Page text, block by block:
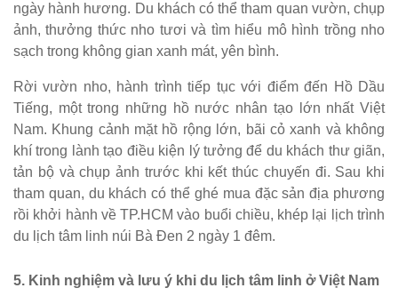
ngày hành hương. Du khách có thể tham quan vườn, chụp
ảnh, thưởng thức nho tươi và tìm hiểu mô hình trồng nho
sạch trong không gian xanh mát, yên bình.
Rời vườn nho, hành trình tiếp tục với điểm đến Hồ Dầu
Tiếng, một trong những hồ nước nhân tạo lớn nhất Việt
Nam. Khung cảnh mặt hồ rộng lớn, bãi cỏ xanh và không
khí trong lành tạo điều kiện lý tưởng để du khách thư giãn,
tản bộ và chụp ảnh trước khi kết thúc chuyến đi. Sau khi
tham quan, du khách có thể ghé mua đặc sản địa phương
rồi khởi hành về TP.HCM vào buổi chiều, khép lại lịch trình
du lịch tâm linh núi Bà Đen 2 ngày 1 đêm.
5. Kinh nghiệm và lưu ý khi du lịch tâm linh ở Việt Nam